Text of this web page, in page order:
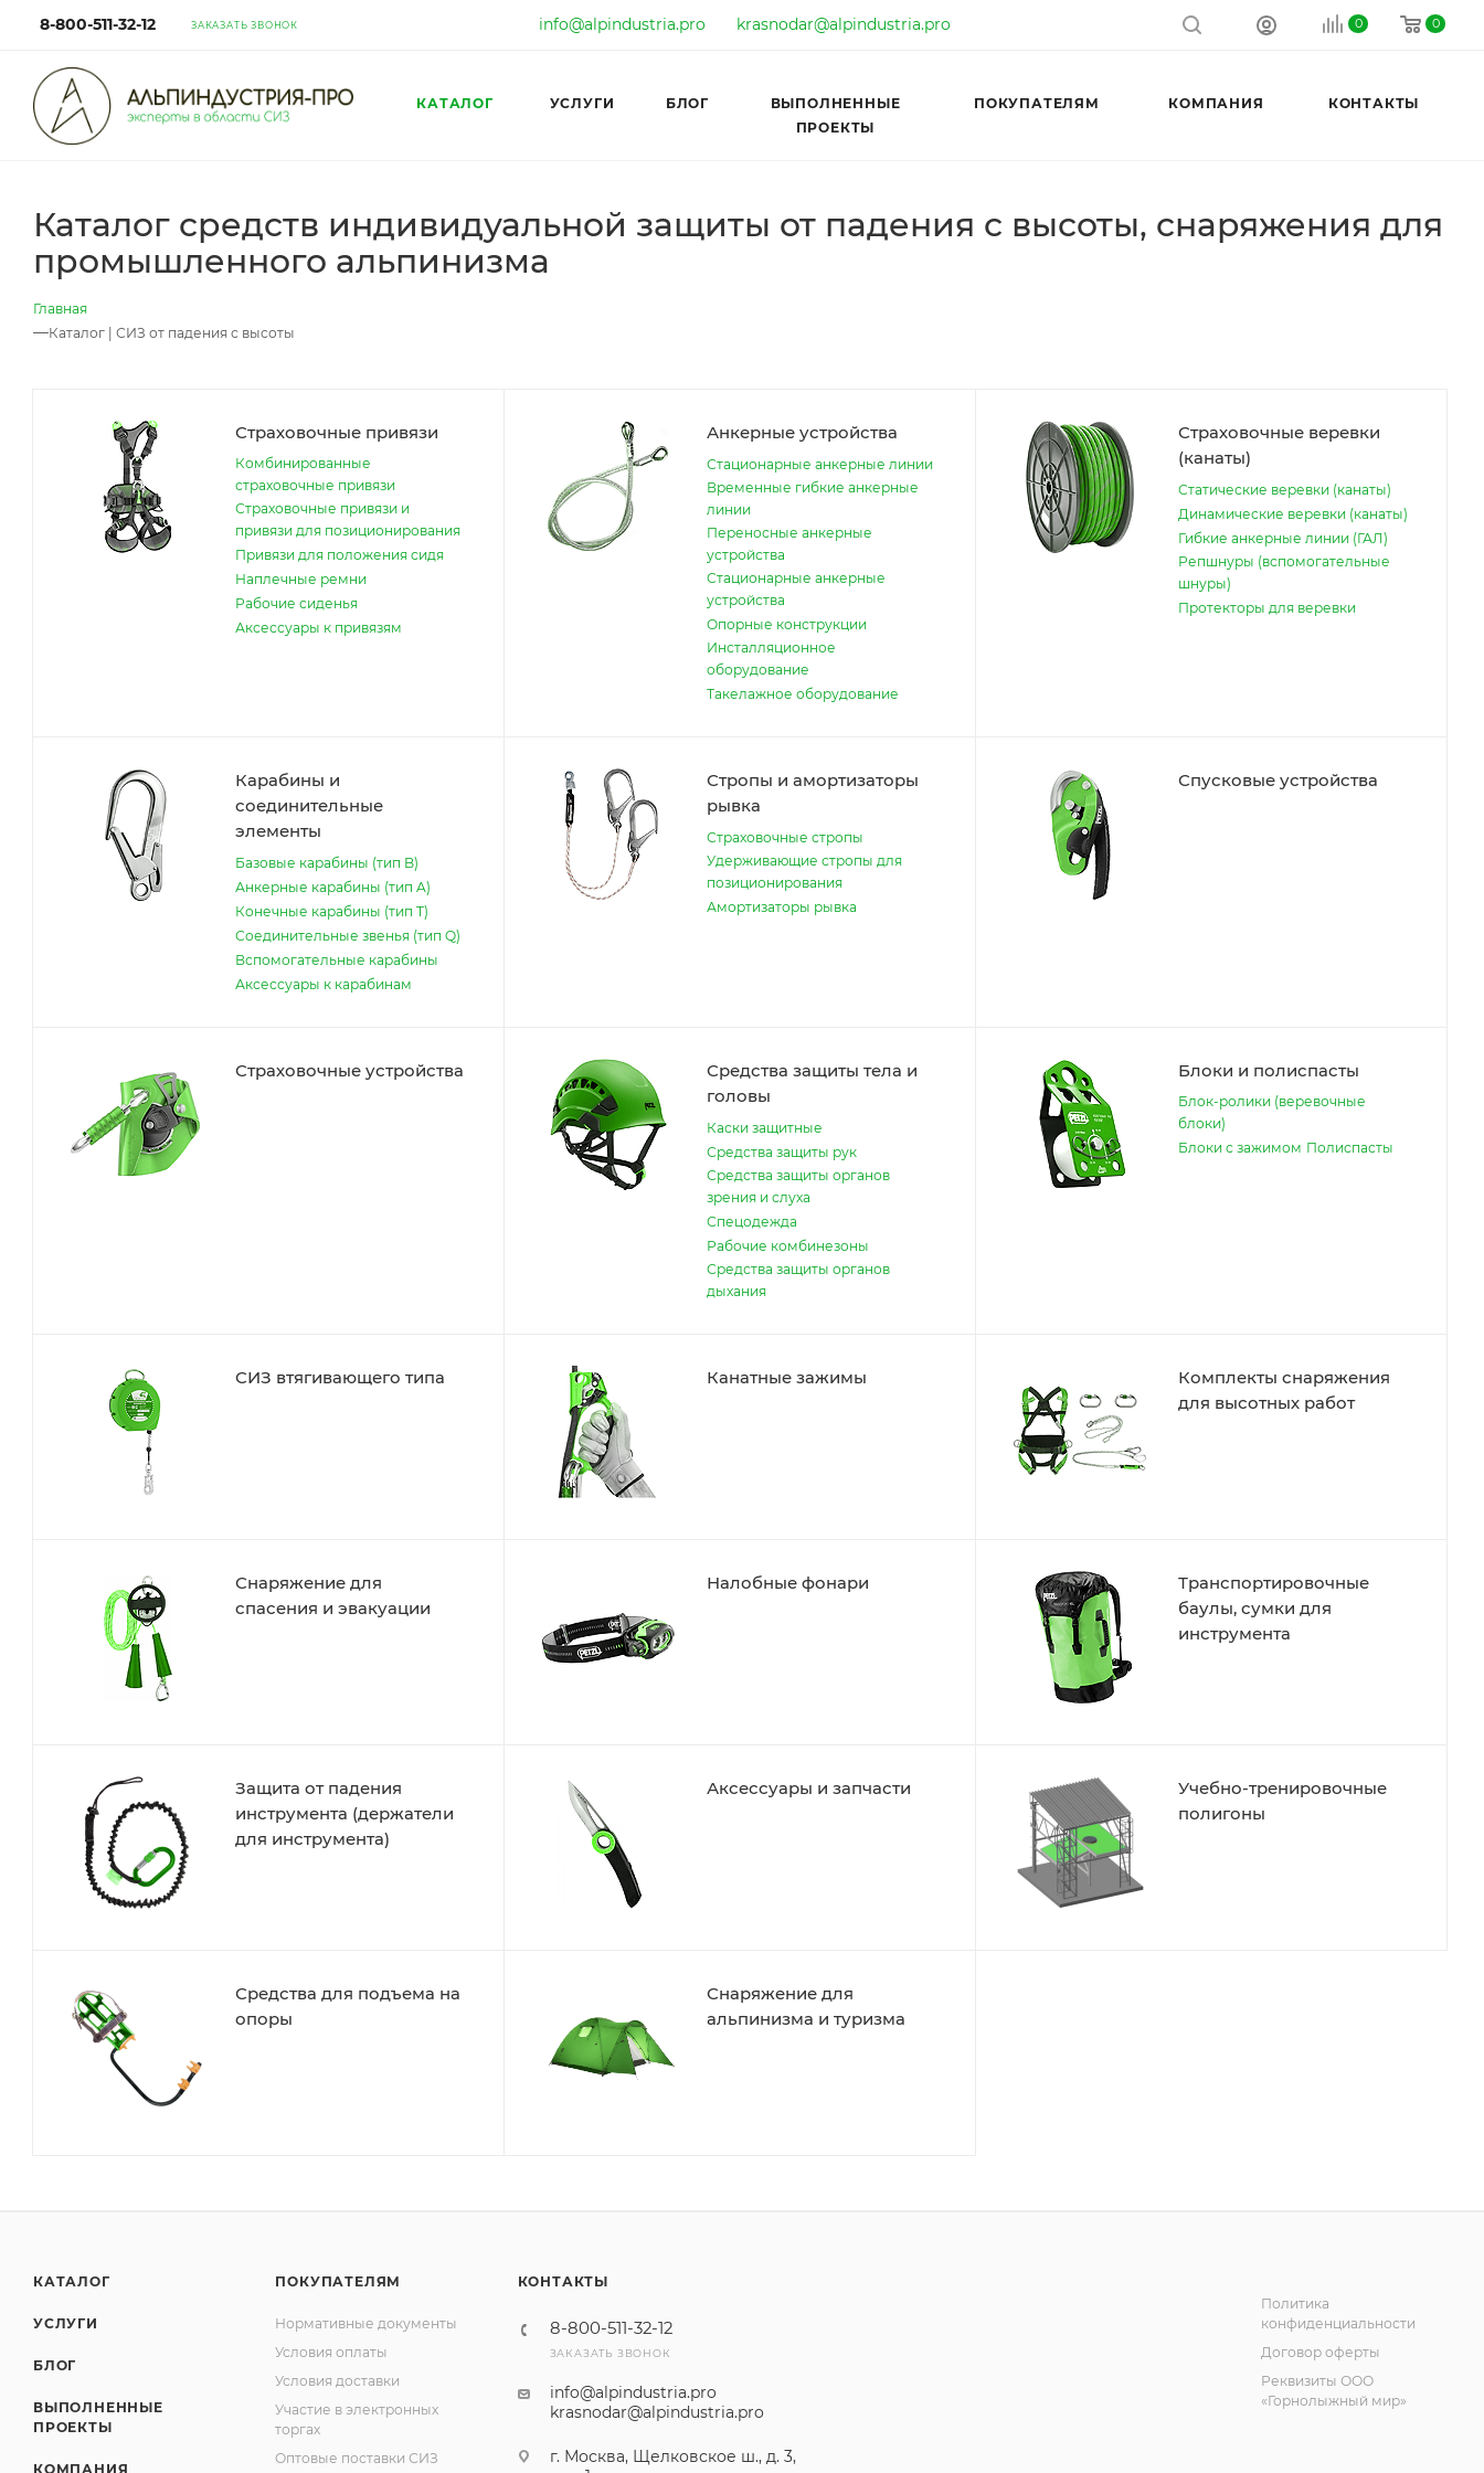
8-800-511-32-12 ЗАКАЗАТЬ ЗВОНОК info@alpindustria.pro krasnodar@alpindustria.pro 0 0
КАТАЛОГ УСЛУГИ БЛОГ
ВЫПОЛНЕННЫЕ
ПРОЕКТЫ
ПОКУПАТЕЛЯМ КОМПАНИЯ КОНТАКТЫ
Каталог средств индивидуальной защиты от падения с высоты, снаряжения для
промышленного альпинизма
Главная
—Каталог | СИЗ от падения с высоты
Страховочные привязи
Комбинированные
страховочные привязи
Страховочные привязи и
привязи для позиционирования
Привязи для положения сидя
Наплечные ремни
Рабочие сиденья
Аксессуары к привязям
Анкерные устройства
Стационарные анкерные линии
Временные гибкие анкерные
линии
Переносные анкерные
устройства
Стационарные анкерные
устройства
Опорные конструкции
Инсталляционное
оборудование
Такелажное оборудование
Страховочные веревки
(канаты)
Статические веревки (канаты)
Динамические веревки (канаты)
Гибкие анкерные линии (ГАЛ)
Репшнуры (вспомогательные
шнуры)
Протекторы для веревки
Карабины и
соединительные
элементы
Базовые карабины (тип B)
Анкерные карабины (тип A)
Конечные карабины (тип T)
Соединительные звенья (тип Q)
Вспомогательные карабины
Аксессуары к карабинам
Стропы и амортизаторы
рывка
Страховочные стропы
Удерживающие стропы для
позиционирования
Амортизаторы рывка
Спусковые устройства
Страховочные устройства
Средства защиты тела и
головы
Каски защитные
Средства защиты рук
Средства защиты органов
зрения и слуха
Спецодежда
Рабочие комбинезоны
Средства защиты органов
дыхания
Блоки и полиспасты
Блок-ролики (веревочные
блоки)
Блоки с зажимом Полиспасты
СИЗ втягивающего типа Канатные зажимы
Комплекты снаряжения
для высотных работ
Снаряжение для
спасения и эвакуации
Налобные фонари
Транспортировочные
баулы, сумки для
инструмента
Защита от падения
инструмента (держатели
для инструмента)
Аксессуары и запчасти
Учебно-тренировочные
полигоны
Средства для подъема на
опоры
Снаряжение для
альпинизма и туризма
КАТАЛОГ
УСЛУГИ
БЛОГ
ВЫПОЛНЕННЫЕ
ПРОЕКТЫ
КОМПАНИЯ
ПОКУПАТЕЛЯМ
Нормативные документы
Условия оплаты
Условия доставки
Участие в электронных
торгах
Оптовые поставки СИЗ
КОНТАКТЫ
8-800-511-32-12
ЗАКАЗАТЬ ЗВОНОК
info@alpindustria.pro
krasnodar@alpindustria.pro
г. Москва, Щелковское ш., д. 3,
Политика
конфиденциальности
Договор оферты
Реквизиты ООО
«Горнолыжный мир»